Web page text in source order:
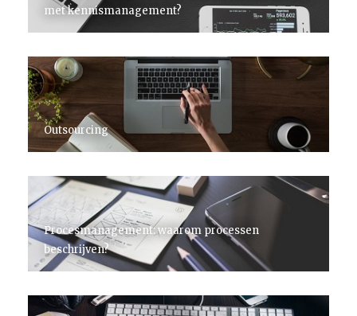
met kennismanagement?
Outsourcing
Procesmanagement: waarom processen
beschrijven?